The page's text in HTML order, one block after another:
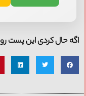
اگه حال کردی این پست رو